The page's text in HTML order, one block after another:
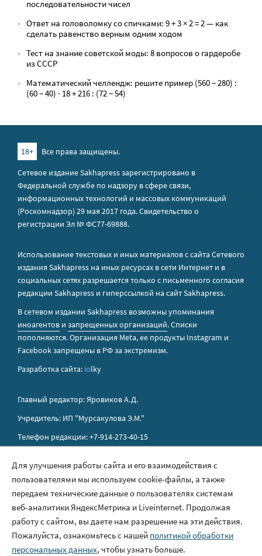
последовательности чисел
Ответ на головоломку со спичками: 9 + 3 × 2 = 2 — как
сделать равенство верным одним ходом
Тест на знание советской моды: 8 вопросов о гардеробе
из СССР
Математический челлендж: решите пример (560 − 280) :
(60 − 40) · 18 + 216 : (72 − 54)
18+
Все права защищены.
Сетевое издание Sakhapress зарегистрировано в
Федеральной службе по надзору в сфере связи,
информационных технологий и массовых коммуникаций
(Роскомнадзор) 29 мая 2017 года. Свидетельство о
регистрации Эл № ФС77-69888.
Использование текстовых и иных материалов с сайта Сетевого
издания Sakhapress на иных ресурсах в сети Интернет и в
социальных сетях разрешается только с письменного согласия
редакции Sakhapress и гиперссылкой на сайт Sakhapress.
В сетевом издании Sakhapress возможны упоминания
иноагентов и запрещенных организаций. Списки
пополняются. Организация Metа, ее продукты Instagram и
Facebook запрещены в РФ за экстремизм.
Разработка сайта: iolky
Главный редактор: Яровиков А.Д.
Учредитель: ИП "Мурсакулова Э.М."
Телефон редакции: +7-914-273-40-15
Правила сайта
Политика обработки персональных данных
Размещение рекламы
Контакты
Для улучшения работы сайта и его взаимодействия с
пользователями мы используем cookie-файлы, а также
передаем технические данные о пользователях системам
веб-аналитики ЯндексМетрика и Liveinternet. Продолжая
работу с сайтом, вы даете нам разрешение на эти действия.
Пожалуйста, ознакомьтесь с нашей политикой обработки
персональных данных, чтобы узнать больше.